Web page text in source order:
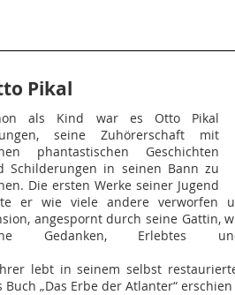
Pikal
als Kind war es Otto Pikal
seine Zuhörerschaft mit
phantastischen Geschichten
Schilderungen in seinen Bann zu
Die ersten Werke seiner Jugend
er wie viele andere verworfen
angespornt durch seine Gattin,
Gedanken, Erlebtes
lebt in seinem selbst
„Das Erbe der Atlanter“